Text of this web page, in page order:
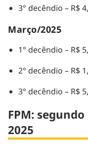
3° decêndio – R$
Março/2025
1° decêndio – R$
2° decêndio – R$
3° decêndio – R$
FPM:
2025